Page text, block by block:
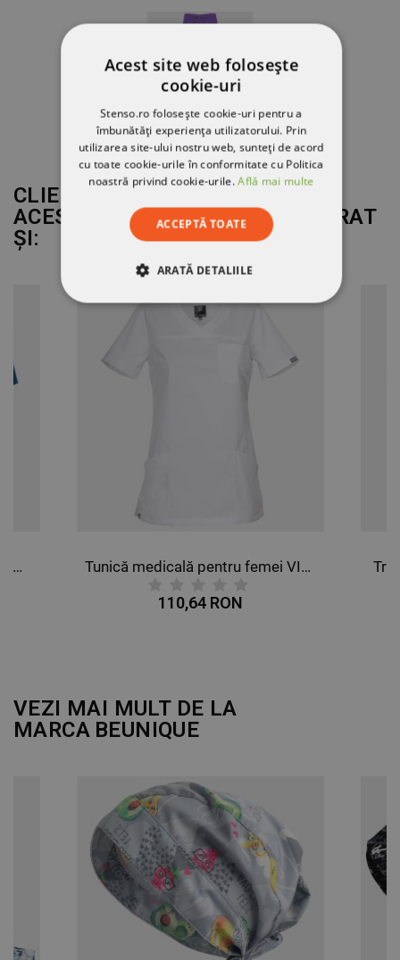
CLIENȚII CARE AU CUMPĂRAT
ACEST PRODUS AU MAI CUMPĂRAT
ȘI:
Tricou polo STENSO NAOS ROYAL BLUE Tunică medicală pentru femei VICTORIA ALB
110,64 RON
VEZI MAI MULT DE LA
MARCA BEUNIQUE
Acest site web folosește
cookie-uri
Stenso.ro folosește cookie-uri pentru a
îmbunătăți experiența utilizatorului. Prin
utilizarea site-ului nostru web, sunteți de acord
cu toate cookie-urile în conformitate cu Politica
noastră privind cookie-urile.Află mai multe
ACCEPTĂ TOATE
ARATĂ DETALIILE
STRICT NECESARE